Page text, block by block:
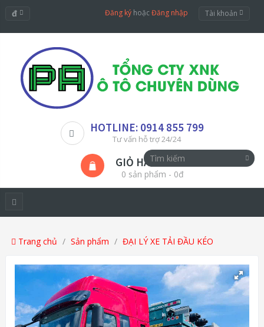
đ Đăng ký hoặcĐăng nhập Tài khoản
HOTLINE: 0914 855 799
Tư vấn hỗ trợ 24/24
GIỎ HÀNG
0 sản phẩm - 0đ
Trang chủ Sản phẩm ĐẠI LÝ XE TẢI ĐẦU KÉO